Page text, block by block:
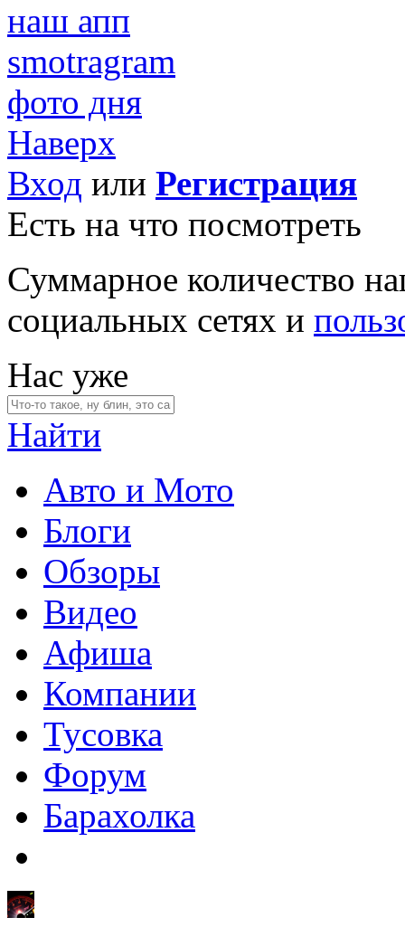
наш апп
smotragram
фото дня
Наверх
Вход или Регистрация
Есть на что посмотреть
Суммарное количество
социальных сетях и
Нас уже
Найти
Авто и Мото
Блоги
Обзоры
Видео
Афиша
Компании
Тусовка
Форум
Барахолка